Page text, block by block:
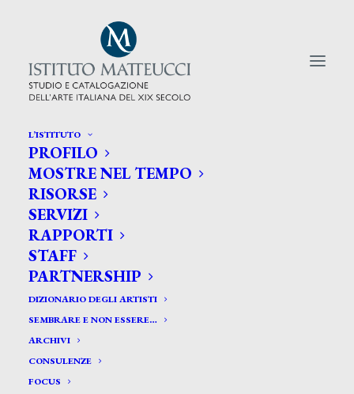
L’ISTITUTO
PROFILO
MOSTRE NEL TEMPO
RISORSE
SERVIZI
RAPPORTI
STAFF
PARTNERSHIP
DIZIONARIO DEGLI ARTISTI
SEMBRARE E NON ESSERE…
ARCHIVI
CONSULENZE
FOCUS
CERCA TRA GLI ARTISTI:
Search
for:
Dali Salvador